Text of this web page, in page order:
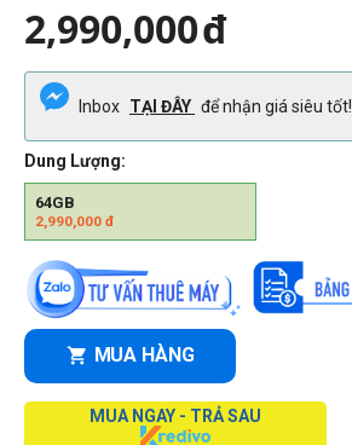
2,990,000đ
Inbox TẠI ĐÂY để nhận giá siêu tốt!
Dung Lượng:
64GB
2,990,000 đ
MUA HÀNG
MUA NGAY - TRẢ SAU